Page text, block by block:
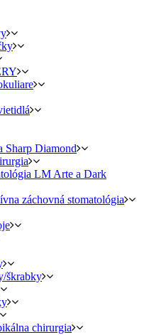
Sharp Diamond
LM Arte a Dark
záchovná stomatológia
škrabky
chirurgia